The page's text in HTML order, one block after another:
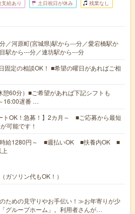
給あり 土日祝日が休み 残業なし
／河原町(宮城県)駅から---分／愛宕橋駅か
駅から---分／連坊駅から---分
固定の相談OK！ ■希望の曜日があればご相
60分）■ご希望があれば下記シフトも
16:00遅番 …
トOK！急募！】2カ月～ ■ご応募から最短
可能です！
時給1280円～ ■週払いOK ■扶養内OK ■
ガソリン代もOK！）
ための見守りやお手伝い！≫お年寄りが少
グループホーム」。利用者さんが…